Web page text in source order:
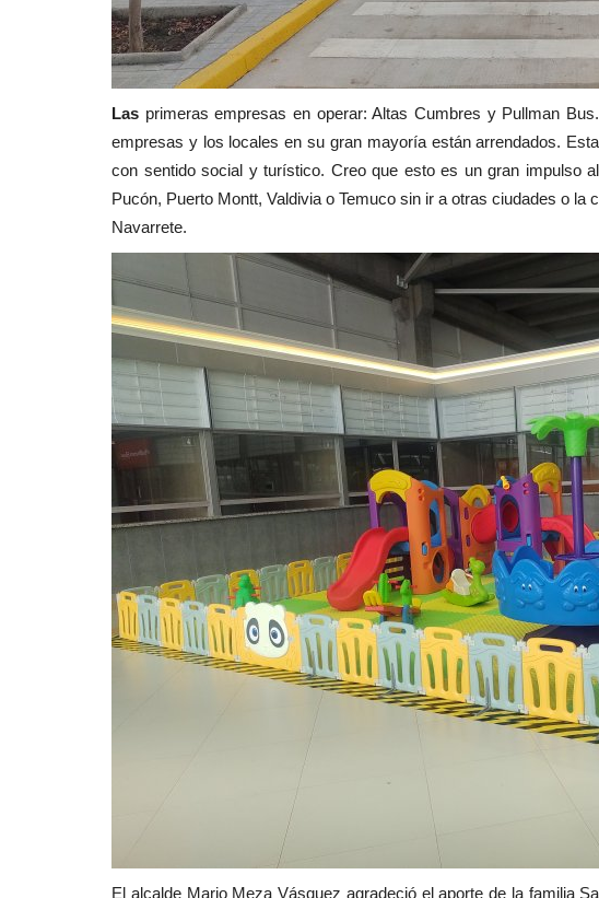
Las primeras empresas en operar: Altas Cumbres y Pullman
empresas y los locales en su gran mayoría están arrendados.
con sentido social y turístico. Creo que esto es un gran impulso
Pucón, Puerto Montt, Valdivia o Temuco sin ir a otras ciudades o
Navarrete.
El alcalde Mario Meza Vásquez agradeció el aporte de la familia